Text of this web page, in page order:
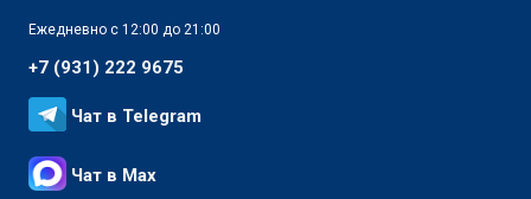
Ежедневно с 12:00 до 21:00
+7 (931) 222 9675
Чат в Telegram
Чат в Max